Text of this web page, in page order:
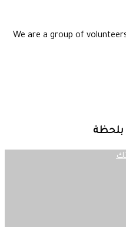
We are a group of
بلحظة